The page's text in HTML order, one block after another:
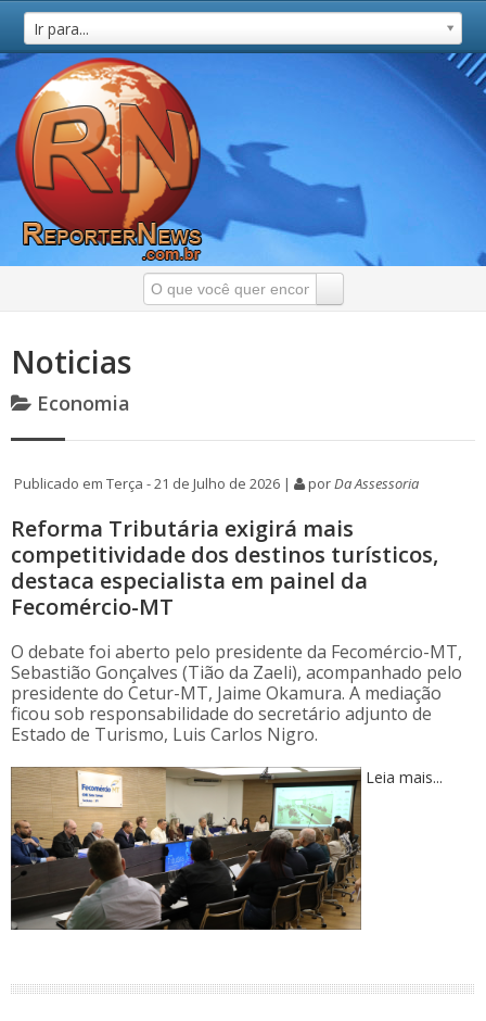
Ir para...
Noticias
Economia
Publicado em Terça - 21 de Julho de 2026 | porDa Assessoria
Reforma Tributária exigirá mais
competitividade dos destinos turísticos,
destaca especialista em painel da
Fecomércio-MT
O debate foi aberto pelo presidente da Fecomércio-MT,
Sebastião Gonçalves (Tião da Zaeli), acompanhado pelo
presidente do Cetur-MT, Jaime Okamura. A mediação
ficou sob responsabilidade do secretário adjunto de
Estado de Turismo, Luis Carlos Nigro.
Leia mais...